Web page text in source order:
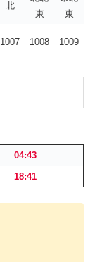
北
東
東
1007 1008 1009
04:43
18:41